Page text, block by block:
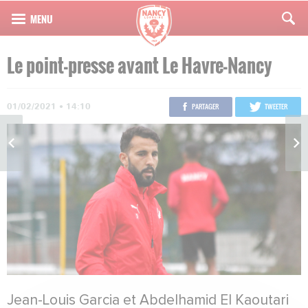
Le point-presse avant Le Havre-Nancy
01/02/2021 • 14:10 PARTAGER TWEETER
Jean-Louis Garcia et Abdelhamid El Kaoutari